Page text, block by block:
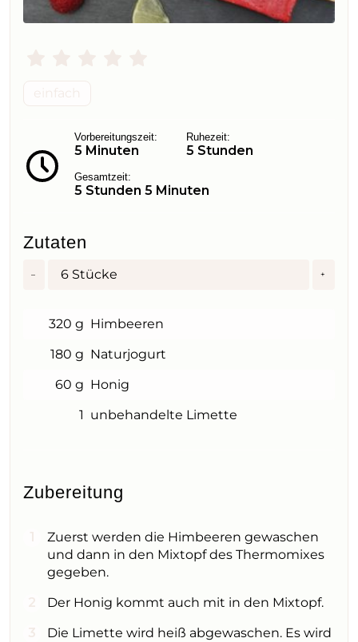
einfach
Vorbereitungszeit:
5 Minuten
Ruhezeit:
5 Stunden
Gesamtzeit:
5 Stunden 5 Minuten
Zutaten
– 6 Stücke +
320 g Himbeeren
180 g Naturjogurt
60 g Honig
1 unbehandelte Limette
Zubereitung
Zuerst werden die Himbeeren gewaschen
und dann in den Mixtopf des Thermomixes
gegeben.
Der Honig kommt auch mit in den Mixtopf.
Die Limette wird heiß abgewaschen. Es wird